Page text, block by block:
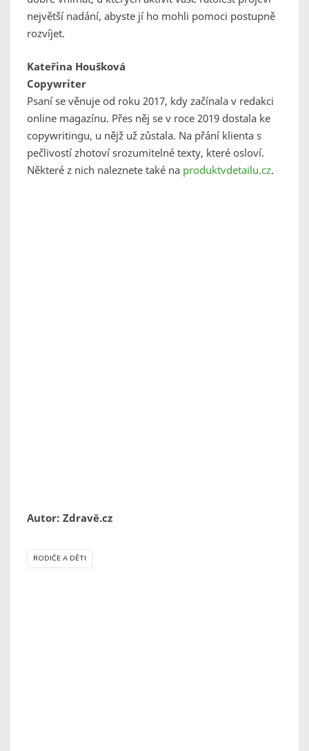
největší nadání, abyste jí ho mohli pomoci postupně
rozvíjet.
Kateřina Houšková
Copywriter
Psaní se věnuje od roku 2017, kdy začínala v redakci
online magazínu. Přes něj se v roce 2019 dostala ke
copywritingu, u nějž už zůstala. Na přání klienta s
pečlivostí zhotoví srozumitelné texty, které osloví.
Některé z nich naleznete také na produktvdetailu.cz.
Autor: Zdravě.cz
RODIČE A DĚTI